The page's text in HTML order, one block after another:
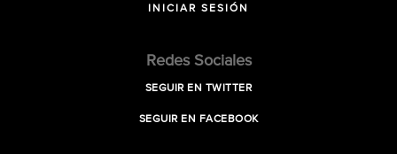
INICIAR SESIÓN
Redes Sociales
SEGUIR EN TWITTER
SEGUIR EN FACEBOOK